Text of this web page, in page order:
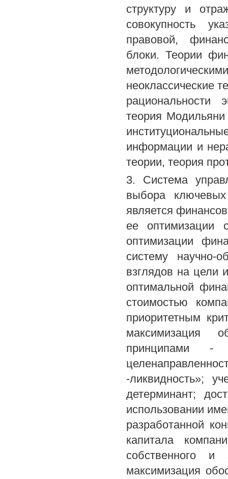
структуру и
совокупность
правовой,
блоки. Теории
неоклассические
рациональности
теория
информации и
теории, теория
3. Система
выбора
является
ее оптимизации
оптимизации
систему научно-
взглядов на цели
оптимальной
стоимостью
приоритетным
максимизация
принципами -
-ликвидность»;
детерминант;
использовании
разработанной
капитала
собственного и
максимизация